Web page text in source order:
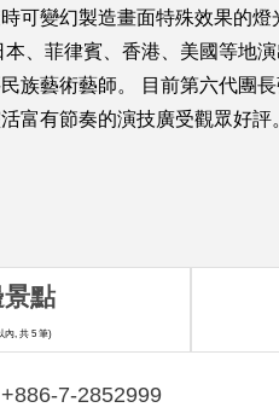
可變幻製造畫面特殊效果的
、菲律賓、香港、美國等地
族藝術藝師。 目前第六代團
富有節奏的演技廣受觀眾好
7-2852999
景點
內, 共 5 筆)